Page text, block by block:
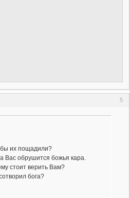
5
их пощадили?
Вас обрушится божья кара.
стоит верить Вам?
бога?